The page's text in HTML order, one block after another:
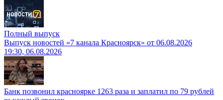
Полный выпуск
Выпуск новостей «7 канала Красноярск» от 06.08.2026
19:30, 06.08.2026
Банк позвонил красноярке 1263 раза и заплатил по 79 рублей